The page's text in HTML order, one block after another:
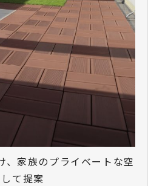
、家族のプライベートな空
て提案